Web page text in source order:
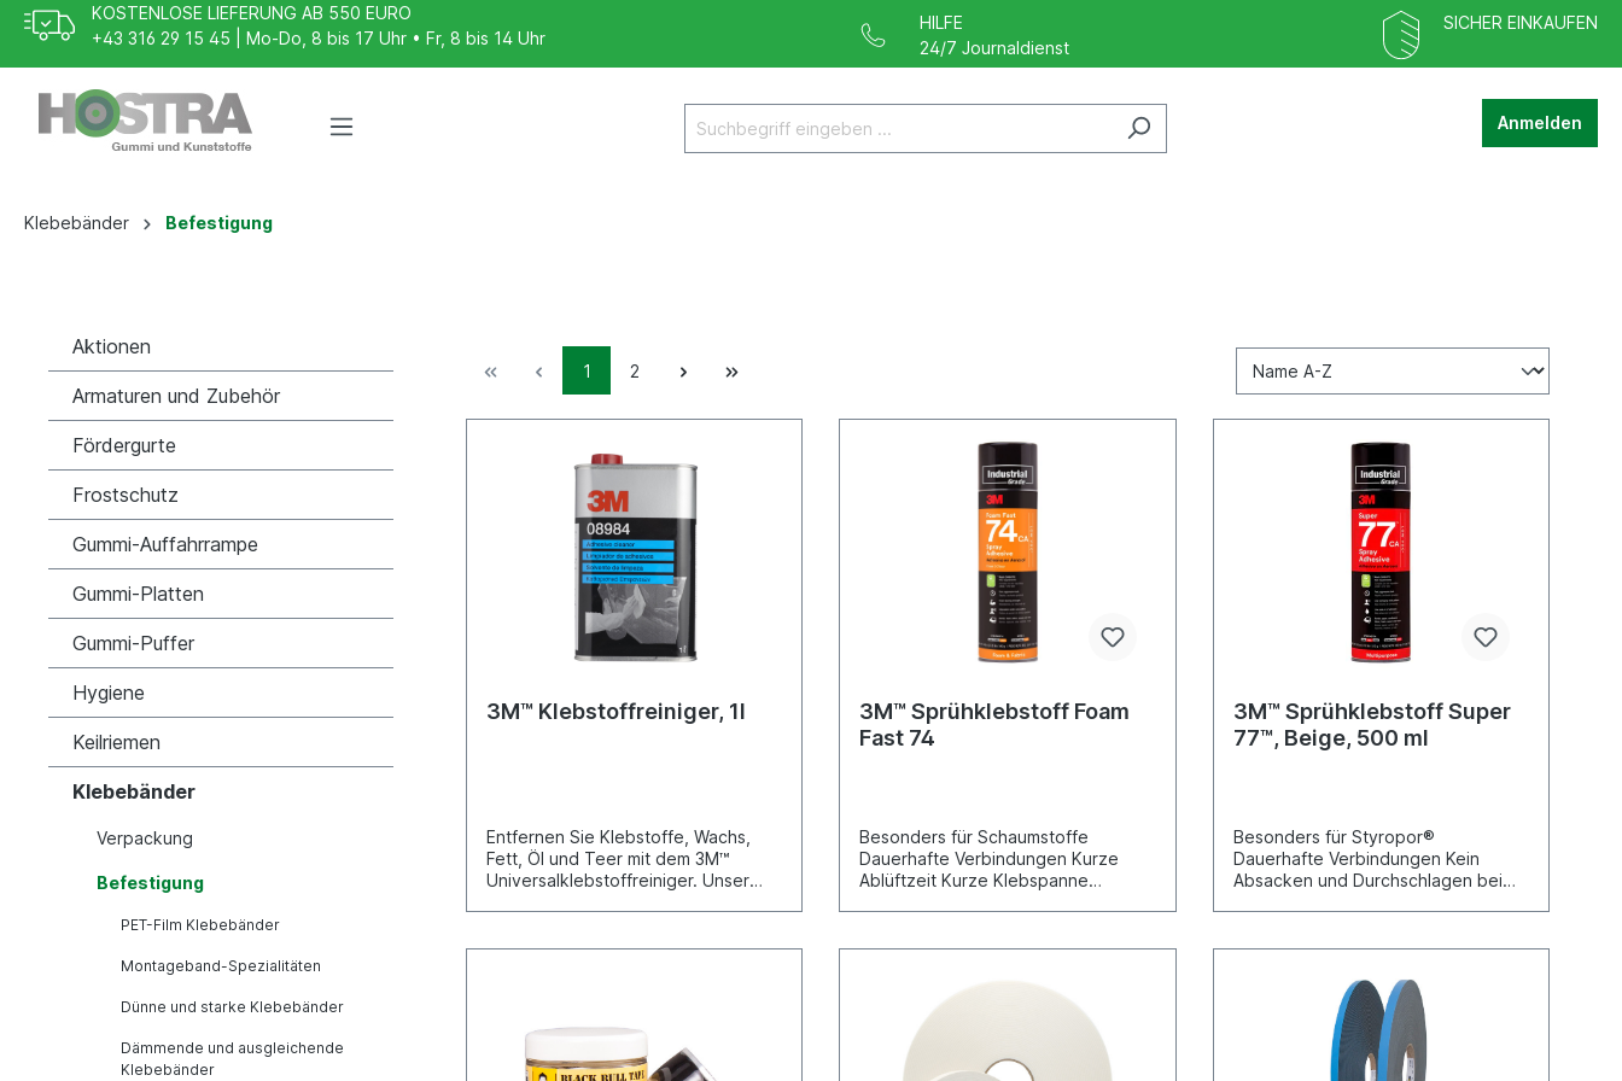
KOSTENLOSE LIEFERUNG AB 550 EURO
+43 316 29 15 45 | Mo-Do, 8 bis 17 Uhr • Fr, 8 bis 14 Uhr
HILFE
24/7 Journaldienst
SICHER EINKAUFEN
Anmelden
Klebebänder Befestigung
Aktionen
Armaturen und Zubehör
Fördergurte
Frostschutz
Gummi-Auffahrrampe
Gummi-Platten
Gummi-Puffer
Hygiene
Keilriemen
Klebebänder
Verpackung
Befestigung
PET-Film Klebebänder
Montageband-Spezialitäten
Dünne und starke Klebebänder
Dämmende und ausgleichende
Klebebänder
1 2
3M™ Klebstoffreiniger, 1l
Entfernen Sie Klebstoffe, Wachs,
Fett, Öl und Teer mit dem 3M™
Universalklebstoffreiniger. Unser
beseitigt schnell und einfach
Fahrzeuglacke, Vinyle und Stoffe mit
dem 3M™ Universalklebstoffreiniger.
Unser Klebstoffreiniger enthält eine
3M™ Sprühklebstoff Foam
Fast 74
Besonders für Schaumstoffe
Dauerhafte Verbindungen Kurze
Ablüftzeit Kurze Klebspanne
Schnelles Verbinden von
Styropor®) Aerosol-Klebstoff auf
Basis Synthetischer Elastomere für
dauerhafte Verbindungen. Kurze
Ablüftzeit - schnelle
Weiterverarbeitung - präziser
3M™ Sprühklebstoff Super
77™, Beige, 500 ml
Besonders für Styropor®
Dauerhafte Verbindungen Kein
Absacken und Durchschlagen bei
ermöglicht schnelles Verarbeiten
nicht an Aerosol-Klebstoff auf Basis
Synthetischer Elastomere für
dauerhafte Verbindungen. Kurze
Ablüftzeit - kein Durchschlagen oder
Absacken bei porösen Werkstoffen.